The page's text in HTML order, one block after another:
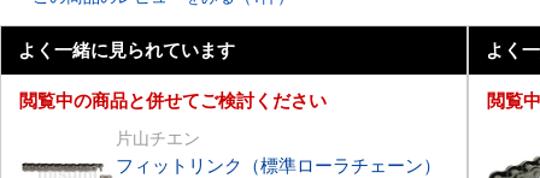
よく一緒に見られています
閲覧中の商品と併せてご検討ください
片山チエン
フィットリンク（標準ローラチェーン）
よく
閲覧